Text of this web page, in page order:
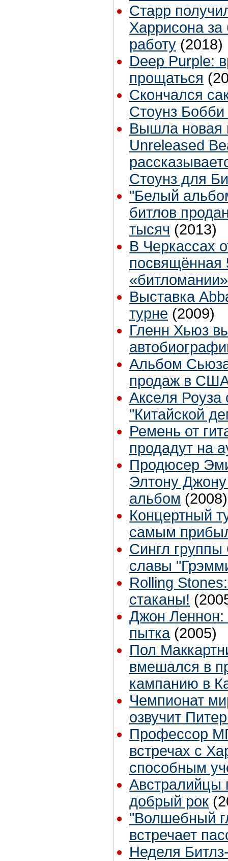
Старр
Харрисона за
работу (2018)
Deep Purple:
прощаться
Скончался
Стоунз Бобби
Вышла новая
Unreleased
Стоунз для
"Белый
битлов
тысяч (2013)
В Черкассах
посвящённая
«битломании»
Выставка
турне (2009)
Гленн Хьюз
Альбом
продаж в
Акселя Роуза
"Китайской
Ремень от
продадут на
Продюсер
Элтону Джону
альбом (2008)
Концертный
самым
Сингл группы
славы
Rolling
стаканы!
Джон Леннон:
пытка (2005)
Пол
вмешался в
кампанию в
Чемпионат
озвучит
Профессор
встречах с
способным
Австралийцы
добрый рок
"Волшебный
встречает
Неделя